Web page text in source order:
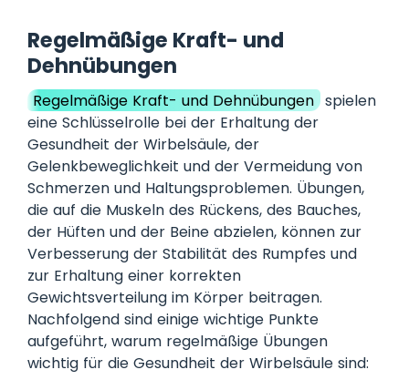
Regelmäßige Kraft- und
Dehnübungen
Regelmäßige Kraft- und Dehnübungen spielen
eine Schlüsselrolle bei der Erhaltung der
Gesundheit der Wirbelsäule, der
Gelenkbeweglichkeit und der Vermeidung von
Schmerzen und Haltungsproblemen. Übungen,
die auf die Muskeln des Rückens, des Bauches,
der Hüften und der Beine abzielen, können zur
Verbesserung der Stabilität des Rumpfes und
zur Erhaltung einer korrekten
Gewichtsverteilung im Körper beitragen.
Nachfolgend sind einige wichtige Punkte
aufgeführt, warum regelmäßige Übungen
wichtig für die Gesundheit der Wirbelsäule sind: